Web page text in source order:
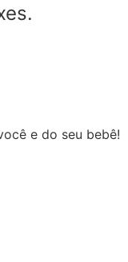
e do seu bebê!